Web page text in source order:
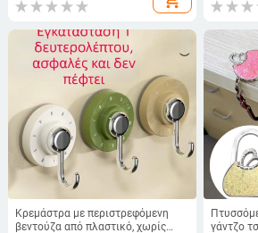
επιμηκυμένο νήμα από γυαλί
εργαλείο
Κρεμάστρα με περιστρεφόμενη
βεντούζα από πλαστικό, χωρίς
γάντζο